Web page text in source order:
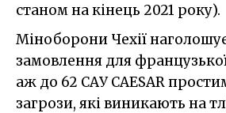
станом на кінець 2021 року).
Міноборони Чехії
замовлення для
аж до 62 САУ CAESAR
загрози, які виникають на